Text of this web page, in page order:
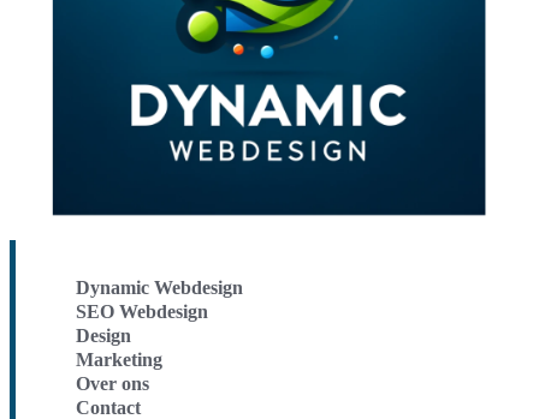
Dynamic Webdesign
SEO Webdesign
Design
Marketing
Over ons
Contact